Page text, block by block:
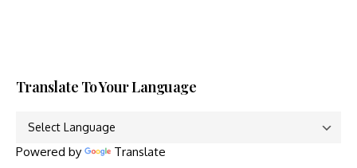
Translate To Your Language
Powered by Translate